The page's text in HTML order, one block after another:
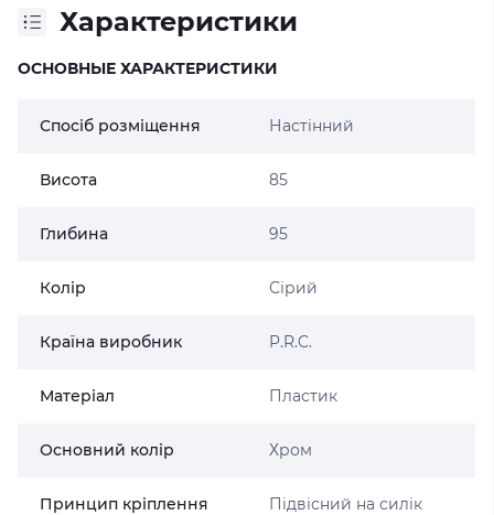
Характеристики
ОСНОВНЫЕ ХАРАКТЕРИСТИКИ
Спосіб розміщення Настінний
Висота 85
Глибина 95
Колір Сірий
Країна виробник P.R.C.
Матеріал Пластик
Основний колір Хром
Принцип кріплення
Підвісний на силік